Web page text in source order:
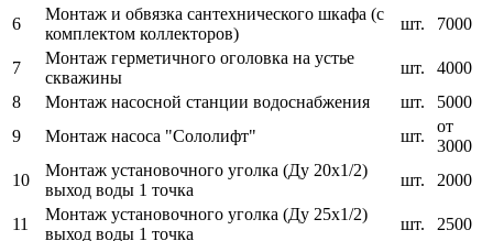
6
Монтаж и обвязка сантехнического шкафа (с
комплектом коллекторов)
шт. 7000
7
Монтаж герметичного оголовка на устье
скважины
шт.
4000
8
Монтаж насосной станции водоснабжения шт.
5000
9
Монтаж насоса "Сололифт" шт.
от
3000
10
Монтаж установочного уголка (Ду 20х1/2)
выход воды 1 точка
шт. 2000
11
Монтаж установочного уголка (Ду 25х1/2)
выход воды 1 точка
шт. 2500